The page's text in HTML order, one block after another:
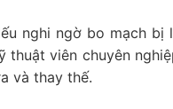
nghi ngờ bo mạch bị
thuật viên chuyên
và thay thế.